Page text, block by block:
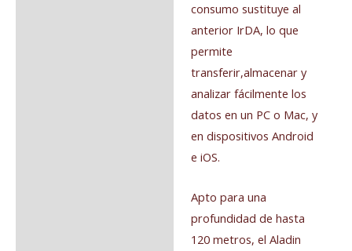
consumo sustituye al
anterior IrDA, lo que
permite
transferir,almacenar y
analizar fácilmente los
datos en un PC o Mac, y
en dispositivos Android
e iOS.
Apto para una
profundidad de hasta
120 metros, el Aladin